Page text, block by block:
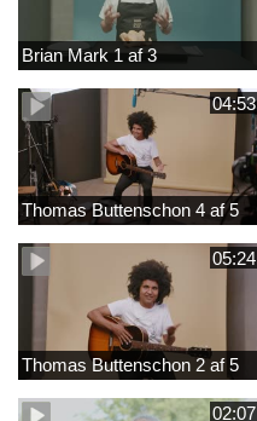
Brian Mark 1 af 3
04:53
Thomas Buttenschon 4 af 5
05:24
Thomas Buttenschon 2 af 5
02:07